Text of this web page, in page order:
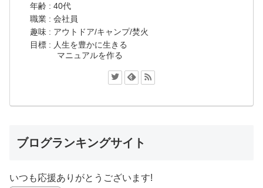
年齢 : 40代
職業 : 会社員
趣味 : アウトドア/キャンプ/焚火
目標 : 人生を豊かに生きる
マニュアルを作る
ブログランキングサイト
いつも応援ありがとうございます!